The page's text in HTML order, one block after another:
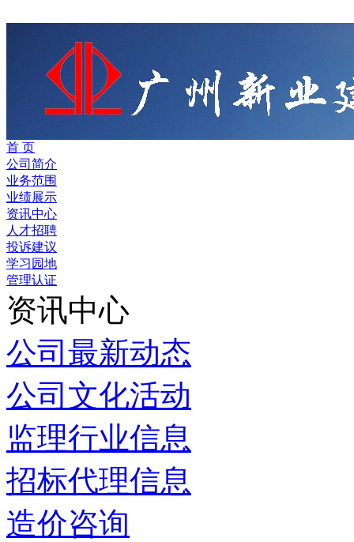
首 页
公司简介
业务范围
业绩展示
资讯中心
人才招聘
投诉建议
学习园地
管理认证
资讯中心
公司最新动态
公司文化活动
监理行业信息
招标代理信息
造价咨询